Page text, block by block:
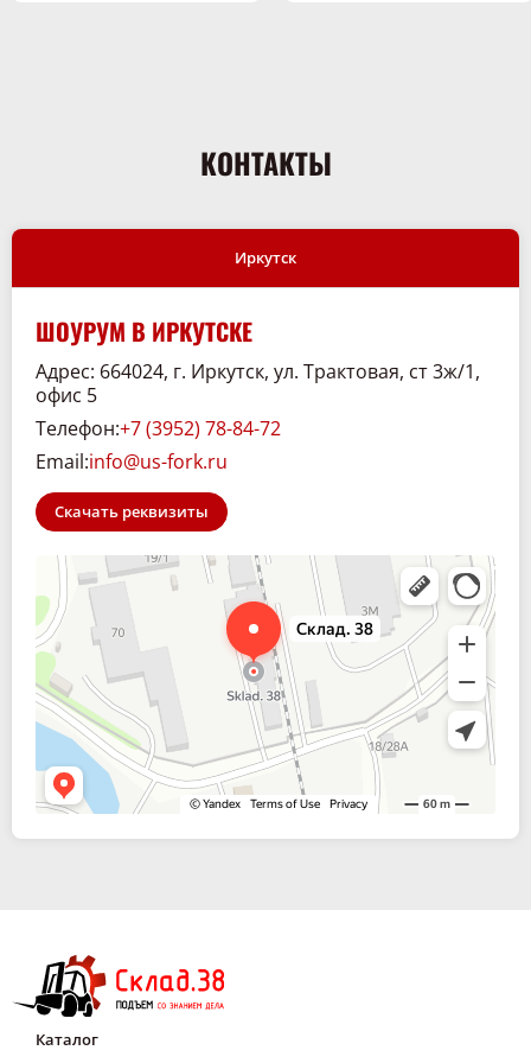
высокую жесткость и идеальное сцепление без
проскальзывания на ободе. Для этого здесь встроена
эластичная и обеспечивает эффект пружины и комфорт езды.
прочная к порезам и гарантирует особенно долгий срок службы
КОНТАКТЫ
Иркутск
ШОУРУМ В ИРКУТСКЕ
Адрес: 664024, г. Иркутск, ул. Трактовая, ст 3ж/1,
офис 5
Телефон:+7 (3952) 78-84-72
Email:info@us-fork.ru
Скачать реквизиты
Склад. 38
Спецтехника и спецавтомобили в Иркутске
Каталог